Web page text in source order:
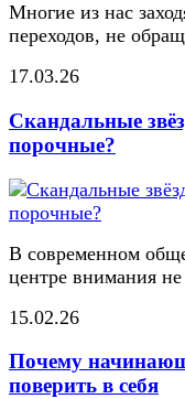
Многие из нас
переходов, не
17.03.26
Скандальные
порочные?
В современном
центре внимания не
15.02.26
Почему
поверить в себя